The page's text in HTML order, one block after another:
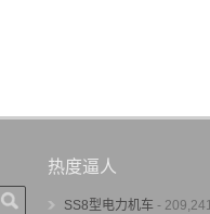
热度逼人
SS8型电力机车 -